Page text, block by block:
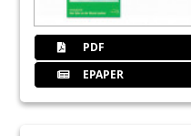
PDF
EPAPER